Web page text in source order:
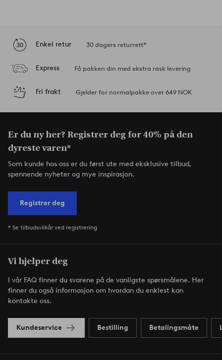
Enkel retur 30 dagers returrett*
Express Få pakken din med ekstra rask levering
Fri frakt Gjelder for normalpakke over 649 NOK
Er du ny her? Registrer deg for 40% på den
dyreste varen*
Som kunde hos oss er du først ute med eksklusive tilbud,
spennende nyheter og mye inspirasjon.
Registrer deg
* Se tilbudsvilkår ved registrering
Vi hjelper deg
I vår FAQ finner du svarene på de vanligste spørsmålene. Her
finner du også informasjon om hvordan du enklest kan
kontakte oss.
Kundeservice Bestilling Betalingsmåte